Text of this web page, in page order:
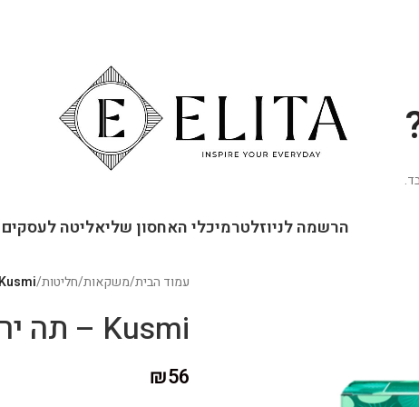
הרשמה לניוזלטרמיכלי האחסון שליאליטה לעסקים
עמוד הבית/משקאות/חליטות/Kusmi – תה ירוק מלפפון ומנטה
Kusmi – תה ירוק מלפפון ומנטה
₪56